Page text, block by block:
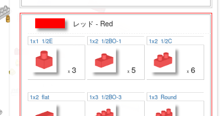
レッド - Red
1x1 1/2E
x 3
1x2 1/2BO-1
x 5
1x2 1/2C
x 6
1x2 flat 1x3 1/2BO-3 1x3 Round